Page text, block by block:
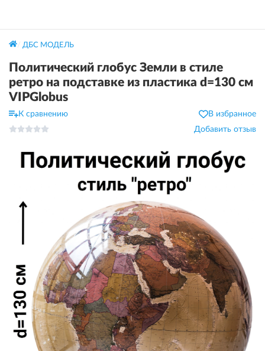
ДБС МОДЕЛЬ
Политический глобус Земли в стиле
ретро на подставке из пластика d=130 см
VIPGlobus
К сравнению
В избранное
Добавить отзыв